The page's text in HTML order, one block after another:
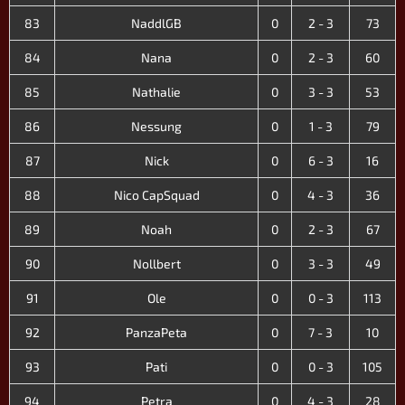
83 NaddlGB 0 2 - 3 73
84 Nana 0 2 - 3 60
85 Nathalie 0 3 - 3 53
86 Nessung 0 1 - 3 79
87 Nick 0 6 - 3 16
88 Nico CapSquad 0 4 - 3 36
89 Noah 0 2 - 3 67
90 Nollbert 0 3 - 3 49
91 Ole 0 0 - 3 113
92 PanzaPeta 0 7 - 3 10
93 Pati 0 0 - 3 105
94 Petra 0 4 - 3 28